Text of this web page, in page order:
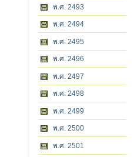
พ.ศ. 2493
พ.ศ. 2494
พ.ศ. 2495
พ.ศ. 2496
พ.ศ. 2497
พ.ศ. 2498
พ.ศ. 2499
พ.ศ. 2500
พ.ศ. 2501